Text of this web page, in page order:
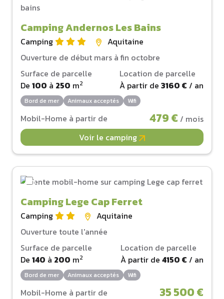
Camping Andernos Les Bains
Camping
Aquitaine
Ouverture de début mars à fin octobre
Surface de parcelle
De 100 à 250 m2
Location de parcelle
À partir de 3160 € / an
Bord de mer Animaux acceptés Wifi
Mobil-Home à partir de 479 € / mois
Voir le camping
Camping Lege Cap Ferret
Camping
Aquitaine
Ouverture toute l'année
Surface de parcelle
De 140 à 200 m2
Location de parcelle
À partir de 4150 € / an
Bord de mer Animaux acceptés Wifi
Mobil-Home à partir de 35 500 €